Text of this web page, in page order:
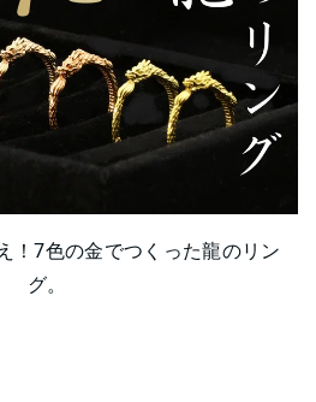
！7色の金でつくった龍のリン
グ。